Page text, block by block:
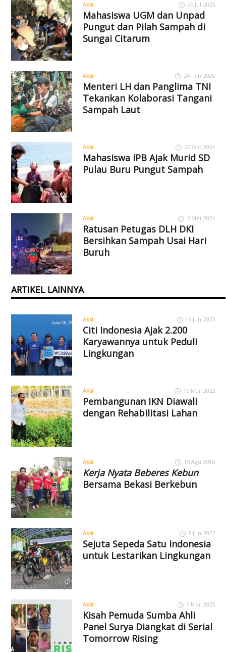
Aksi 26 Jul 2025
Mahasiswa UGM dan Unpad
Pungut dan Pilah Sampah di
Sungai Citarum
Aksi 24 Feb 2025
Menteri LH dan Panglima TNI
Tekankan Kolaborasi Tangani
Sampah Laut
Aksi 20 Okt 2024
Mahasiswa IPB Ajak Murid SD
Pulau Buru Pungut Sampah
Aksi 2 Mei 2024
Ratusan Petugas DLH DKI
Bersihkan Sampah Usai Hari
Buruh
ARTIKEL LAINNYA
Aksi 19 Jun 2023
Citi Indonesia Ajak 2.200
Karyawannya untuk Peduli
Lingkungan
Aksi 15 Mar 2022
Pembangunan IKN Diawali
dengan Rehabilitasi Lahan
Aksi 19 Agu 2016
Kerja Nyata Beberes Kebun
Bersama Bekasi Berkebun
Aksi 8 Jun 2022
Sejuta Sepeda Satu Indonesia
untuk Lestarikan Lingkungan
Aksi 7 Mar 2025
Kisah Pemuda Sumba Ahli
Panel Surya Diangkat di Serial
Tomorrow Rising